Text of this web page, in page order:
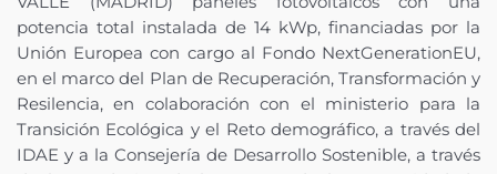
potencia total instalada de 14 kWp, financiadas por la
Unión Europea con cargo al Fondo NextGenerationEU,
en el marco del Plan de Recuperación, Transformación y
Resilencia, en colaboración con el ministerio para la
Transición Ecológica y el Reto demográfico, a través del
IDAE y a la Consejería de Desarrollo Sostenible, a través